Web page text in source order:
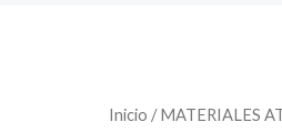
Inicio /MATERIALES
ICE